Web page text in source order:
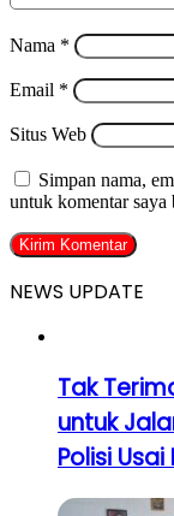
Nama *
Email *
Situs Web
Simpan nama,
untuk komentar saya
NEWS UPDATE
Tak
untuk
Polisi